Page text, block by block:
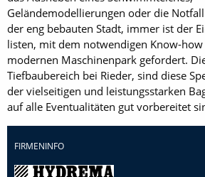
Geländemodellierungen oder die
der eng bebauten Stadt, immer ist der
listen, mit dem not­wendigen Know-
modernen Maschi­nen­park gefordert.
Tiefbaubereich bei Rieder, sind diese
der vielseitigen und leistungsstarken
auf alle Eventualitäten gut vorbereitet
FIRMENINFO